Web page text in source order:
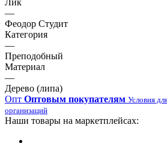
Лик
—
Феодор Студит
Категория
—
Преподобный
Материал
—
Дерево (липа)
Опт Оптовым покупателям Условия
организаций
Наши товары на маркетплейсах: